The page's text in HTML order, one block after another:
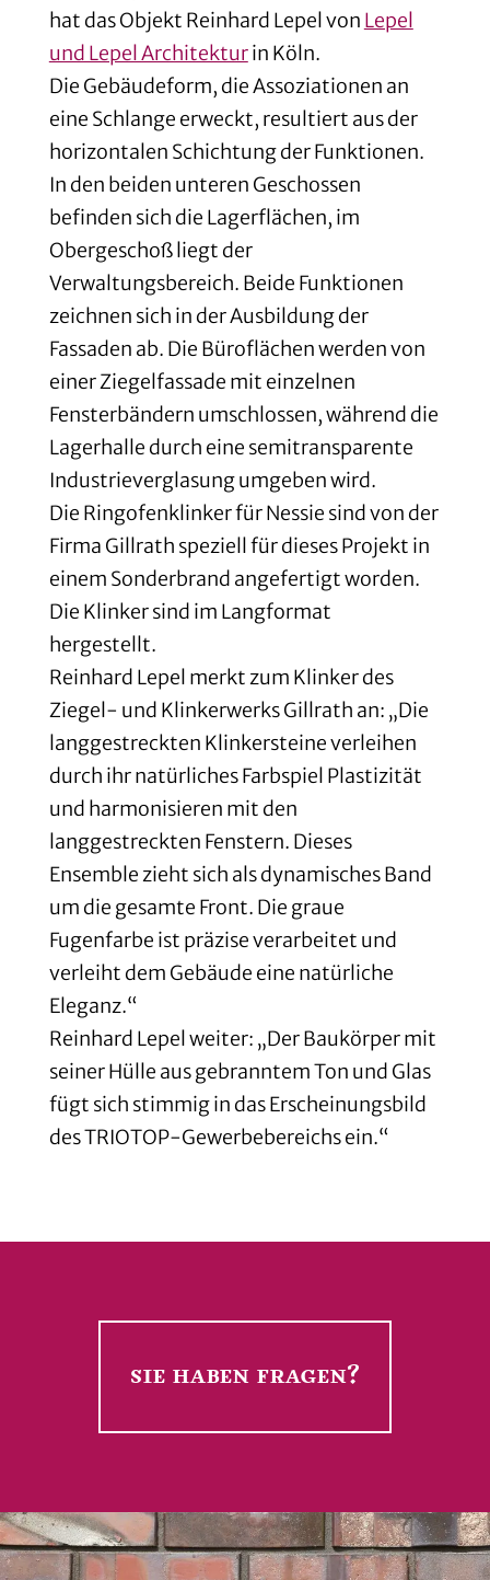
hat das Objekt Reinhard Lepel von Lepel
und Lepel Architekturin Köln.
Die Gebäudeform, die Assoziationen an
eine Schlange erweckt, resultiert aus der
horizontalen Schichtung der Funktionen.
In den beiden unteren Geschossen
befinden sich die Lagerflächen, im
Obergeschoß liegt der
Verwaltungsbereich. Beide Funktionen
zeichnen sich in der Ausbildung der
Fassaden ab. Die Büroflächen werden von
einer Ziegelfassade mit einzelnen
Fensterbändern umschlossen, während die
Lagerhalle durch eine semitransparente
Industrieverglasung umgeben wird.
Die Ringofenklinker für Nessie sind von der
Firma Gillrath speziell für dieses Projekt in
einem Sonderbrand angefertigt worden.
Die Klinker sind im Langformat
hergestellt.
Reinhard Lepel merkt zum Klinker des
Ziegel- und Klinkerwerks Gillrath an: „Die
langgestreckten Klinkersteine verleihen
durch ihr natürliches Farbspiel Plastizität
und harmonisieren mit den
langgestreckten Fenstern. Dieses
Ensemble zieht sich als dynamisches Band
um die gesamte Front. Die graue
Fugenfarbe ist präzise verarbeitet und
verleiht dem Gebäude eine natürliche
Eleganz.“
Reinhard Lepel weiter: „Der Baukörper mit
seiner Hülle aus gebranntem Ton und Glas
fügt sich stimmig in das Erscheinungsbild
des TRIOTOP-Gewerbebereichs ein.“
sie haben fragen?